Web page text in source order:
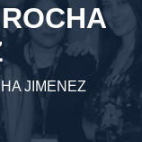
JIMENEZ